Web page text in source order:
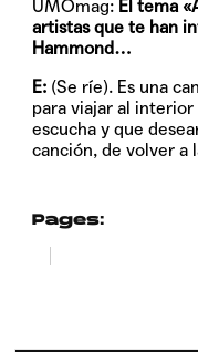
UMOmag: El tema
artistas que te han
Hammond…
E: (Se ríe). Es una
para viajar al
escucha y que
canción, de volver a
Pages:
1